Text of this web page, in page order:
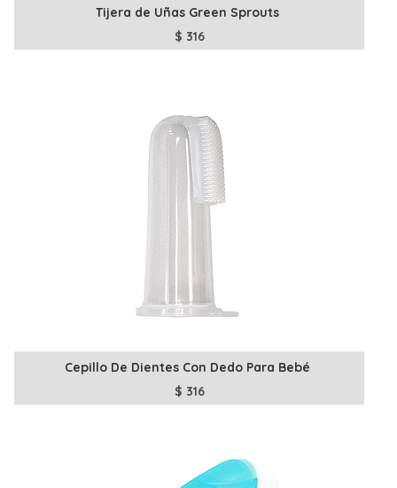
Tijera de Uñas Green Sprouts
$ 316
Cepillo De Dientes Con Dedo Para Bebé
$ 316